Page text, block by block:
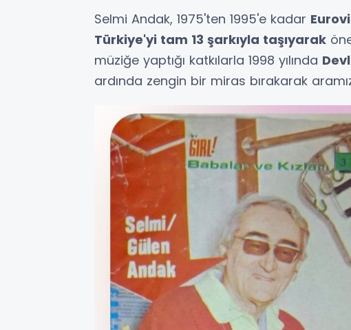
Selmi Andak, 1975'ten 1995'e kadar
Türkiye'yi tam 13 şarkıyla taşıyarak
müziğe yaptığı katkılarla 1998 yılında
ardında zengin bir miras bırakarak